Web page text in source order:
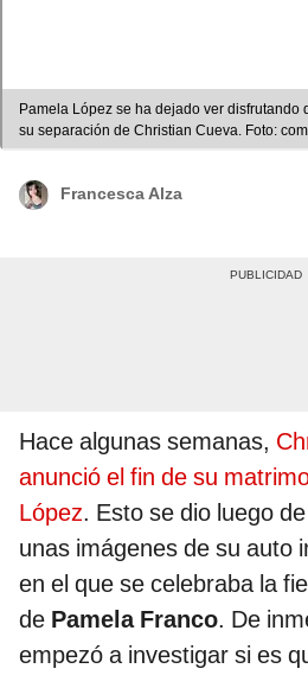
Pamela López se ha dejado ver disfrutando
su separación de Christian Cueva. Foto:
López/Archivo GLR/Instarándula - Video:
Francesca Alza
Hace algunas semanas,
anunció el fin de su
López. Esto se dio luego
unas imágenes de su auto
en el que se celebraba la
de Pamela Franco. De
empezó a investigar si es